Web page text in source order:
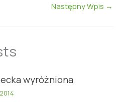
Następny Wpis →
wyróżniona